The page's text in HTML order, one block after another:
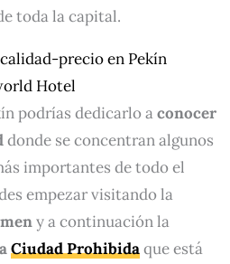
toda la capital.
precio en Pekín
Hotel
podrías dedicarlo aconocer
donde se concentran algunos
importantes de todo el
empezar visitando la
y a continuación la
Ciudad Prohibidaque está